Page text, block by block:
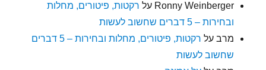
Ronny Weinberger על רקטות, פיטורים, מחלות
ובחירות – 5 דברים שחשוב לעשות
מרב על
רקטות, פיטורים, מחלות ובחירות – 5 דברים
שחשוב לעשות